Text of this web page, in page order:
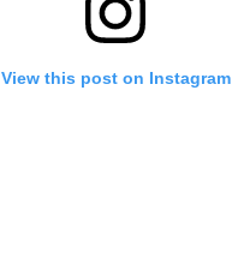
View this post on Instagram